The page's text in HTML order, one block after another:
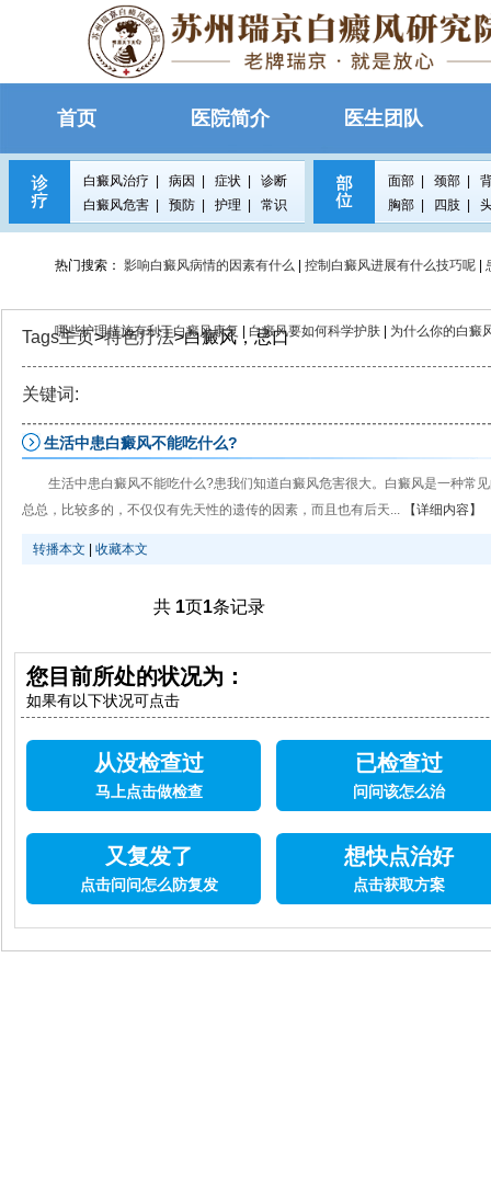
首页 医院简介 医生团队
白癜风治疗 病因 症状
诊断
白癜风危害
预防 护理 常识
面部 颈部
胸部
四肢
热门搜索： 影响白癜风病情的因素有什么 控制白癜风进展有什么技巧呢
哪些护理措施有利于白癜风康复 白癜风要如何科学护肤 为什么你的白癜
Tags主页>特色疗法>白癜风，忌口
关键词:
生活中患白癜风不能吃什么?
生活中患白癜风不能吃什么?患我们知道白癜风危害很大。白癜风是一种常
总总，比较多的，不仅仅有先天性的遗传的因素，而且也有后天...
【详细内容】
转播本文 收藏本文
共 1页1条记录
您目前所处的状况为：
如果有以下状况可点击
从没检查过
马上点击做检查
已检查过
问问该怎么治
又复发了
点击问问怎么防复发
想快点治好
点击获取方案